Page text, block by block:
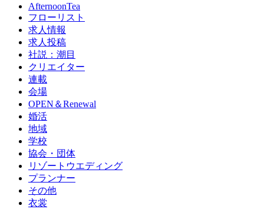
AfternoonTea
フローリスト
求人情報
求人投稿
社説：潮目
クリエイター
連載
会場
OPEN＆Renewal
婚活
地域
学校
協会・団体
リゾートウエディング
プランナー
その他
衣裳